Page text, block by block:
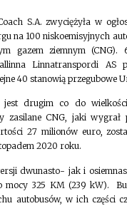
S.A. zwyciężyła w
na 100 niskoemisyjnych
gazem ziemnym (CNG).
Linnatranspordi AS
40 stanowią przegubowe
jest drugim co do
zasilane CNG, jaki wygrał
27 milionów euro,
2020 roku.
dwunasto- jak i
mocy 325 KM (239 kW).
autobusów, w ich części